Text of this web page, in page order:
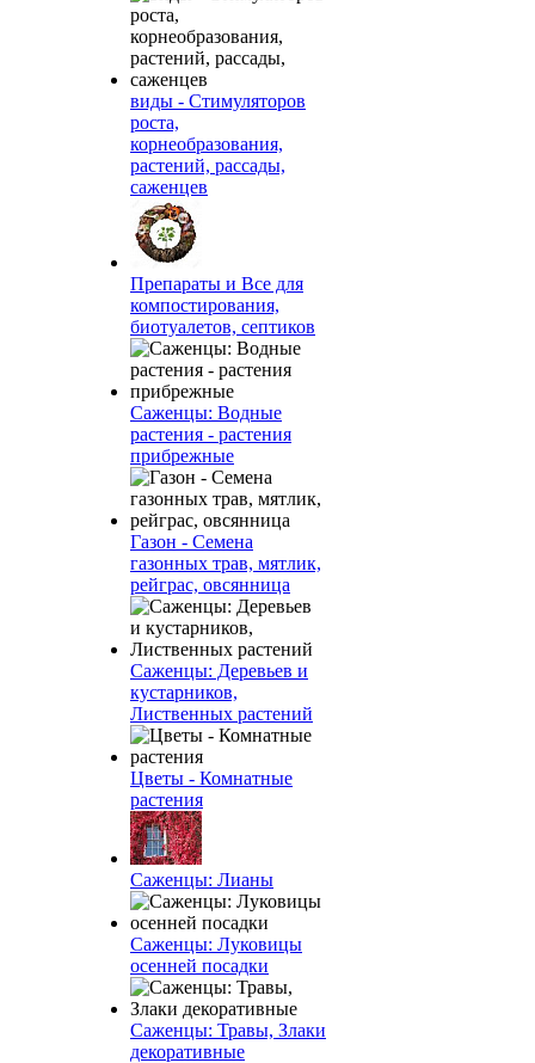
виды - Стимуляторов
роста,
корнеобразования,
растений, рассады,
саженцев
Препараты и Все для
компостирования,
биотуалетов, септиков
Саженцы: Водные
растения - растения
прибрежные
Газон - Семена
газонных трав, мятлик,
рейграс, овсянница
Саженцы: Деревьев и
кустарников,
Лиственных растений
Цветы - Комнатные
растения
Саженцы: Лианы
Саженцы: Луковицы
осенней посадки
Саженцы: Травы, Злаки
декоративные